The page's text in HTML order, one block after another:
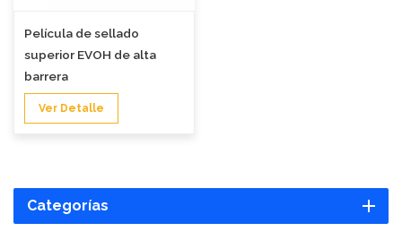
Película de sellado
superior EVOH de alta
barrera
Ver Detalle
Categorías